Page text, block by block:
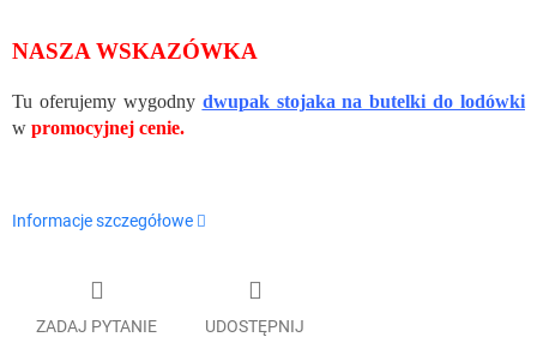
NASZA WSKAZÓWKA
Tu oferujemy wygodny dwupak stojaka na butelki do lodówki
w promocyjnej cenie.
Informacje szczegółowe
ZADAJ PYTANIE UDOSTĘPNIJ